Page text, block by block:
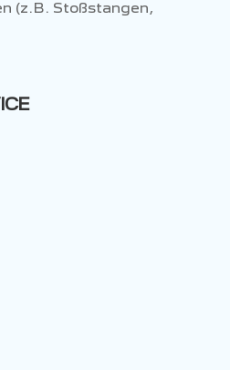
(z.B. Stoßstangen,